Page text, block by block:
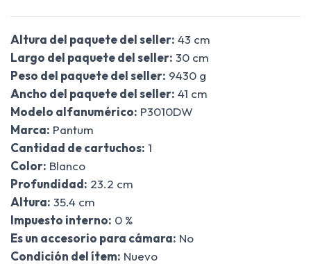
Altura del paquete del seller: 43 cm
Largo del paquete del seller: 30 cm
Peso del paquete del seller: 9430 g
Ancho del paquete del seller: 41 cm
Modelo alfanumérico: P3010DW
Marca: Pantum
Cantidad de cartuchos: 1
Color: Blanco
Profundidad: 23.2 cm
Altura: 35.4 cm
Impuesto interno: 0 %
Es un accesorio para cámara: No
Condición del ítem: Nuevo